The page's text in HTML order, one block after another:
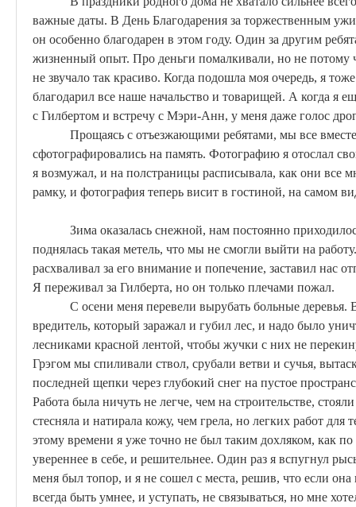
важные даты. В День Благодарения за торжественным
он особенно благодарен в этом году. Один за другим
жизненный опыт. Про деньги помалкивали, но не потому
не звучало так красиво. Когда подошла моя очередь, я
благодарил все наше начальство и товарищей. А когда я
с Гилбертом и встречу с Мэри-Анн, у меня даже голос
Прощаясь с отъезжающими ребятами, мы все
сфотографировались на память. Фотографию я отослал
я возмужал, и на полстраницы расписывала, как они все
рамку, и фотография теперь висит в гостиной, на самом
Зима оказалась снежной, нам постоянно
поднялась такая метель, что мы не смогли выйти на
расхваливал за его внимание и попечение, заставил нас
Я переживал за Гилберта, но он только плечами пожал.
С осени меня перевели вырубать больные
вредитель, который заражал и губил лес, и надо было
лесниками красной лентой, чтобы жучки с них не
Грэгом мы спиливали ствол, срубали ветви и сучья,
последней щепки через глубокий снег на пустое
Работа была ничуть не легче, чем на строительстве,
стесняла и натирала кожу, чем грела, но легких работ
этому времени я уже точно не был таким дохляком, как по
увереннее в себе, и решительнее. Один раз я вспугнул
меня был топор, и я не сошел с места, решив, что если она
всегда быть умнее, и уступать, не связываться, но мне